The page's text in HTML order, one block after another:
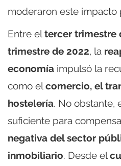
moderaron este impacto
Entre eltercer trimestre
trimestre de 2022, la
economía impulsó la
como elcomercio, el
hostelería. No obstante,
suficiente para
negativa del sector
inmobiliario. Desde el